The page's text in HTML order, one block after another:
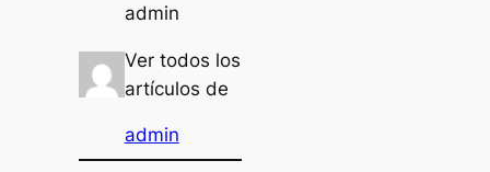
admin
Ver todos los
artículos de
admin